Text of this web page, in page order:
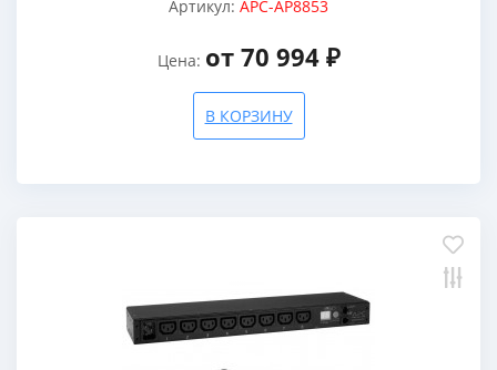
Артикул: APC-AP8853
Цена: от 70 994 ₽
В КОРЗИНУ